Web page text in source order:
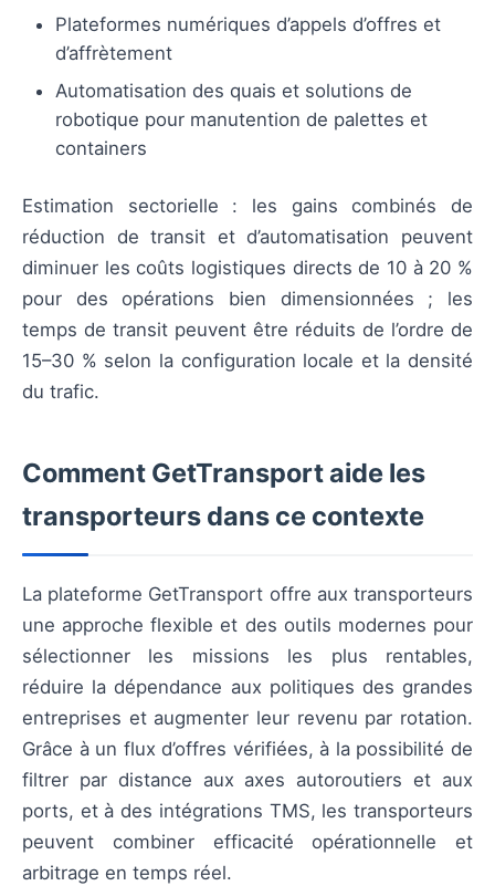
Plateformes numériques d’appels d’offres et
d’affrètement
Automatisation des quais et solutions de
robotique pour manutention de palettes et
containers
Estimation sectorielle : les gains combinés de
réduction de transit et d’automatisation peuvent
diminuer les coûts logistiques directs de 10 à 20 %
pour des opérations bien dimensionnées ; les
temps de transit peuvent être réduits de l’ordre de
15–30 % selon la configuration locale et la densité
du trafic.
Comment GetTransport aide les
transporteurs dans ce contexte
La plateforme GetTransport offre aux transporteurs
une approche flexible et des outils modernes pour
sélectionner les missions les plus rentables,
réduire la dépendance aux politiques des grandes
entreprises et augmenter leur revenu par rotation.
Grâce à un flux d’offres vérifiées, à la possibilité de
filtrer par distance aux axes autoroutiers et aux
ports, et à des intégrations TMS, les transporteurs
peuvent combiner efficacité opérationnelle et
arbitrage en temps réel.